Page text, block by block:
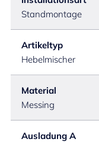
Standmontage
Artikeltyp
Hebelmischer
Material
Messing
Ausladung A